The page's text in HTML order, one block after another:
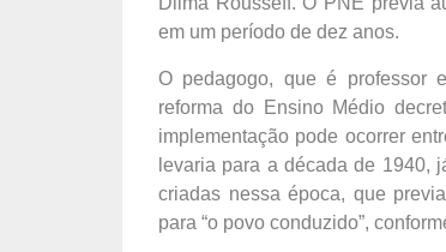
em um período de dez anos.
O pedagogo, que é professor
reforma do Ensino Médio
implementação pode ocorrer
levaria para a década de 1940,
criadas nessa época, que
para “o povo conduzido”,